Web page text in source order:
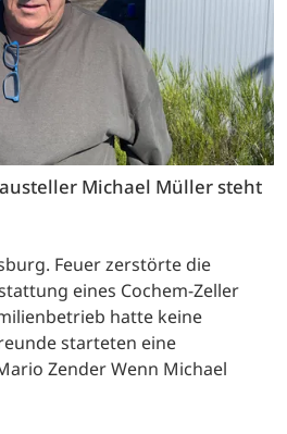
Michael Müller steht
Feuer zerstörte die
eines Cochem-Zeller
hatte keine
starteten eine
Zender Wenn Michael